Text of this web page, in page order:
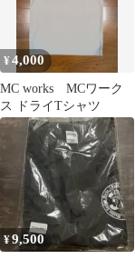
¥4,000
MC works MCワーク
ス ドライTシャツ
¥9,500